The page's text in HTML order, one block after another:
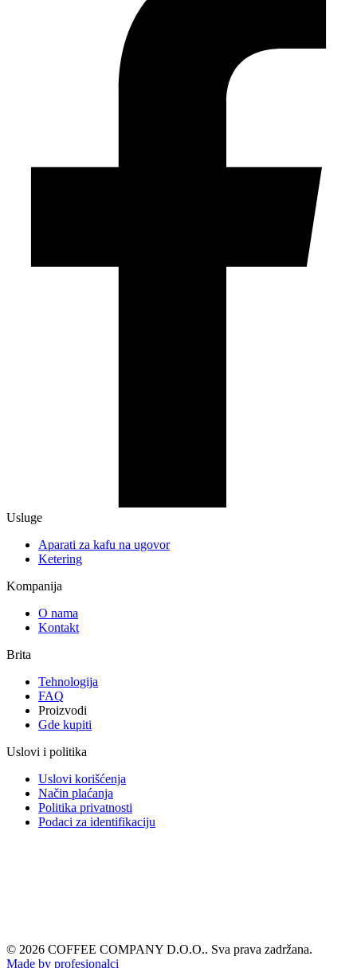
Usluge
Aparati za kafu na ugovor
Ketering
Kompanija
O nama
Kontakt
Brita
Tehnologija
FAQ
Proizvodi
Gde kupiti
Uslovi i politika
Uslovi korišćenja
Način plaćanja
Politika privatnosti
Podaci za identifikaciju
© 2026 COFFEE COMPANY D.O.O.. Sva prava zadržana.
Made by profesionalci